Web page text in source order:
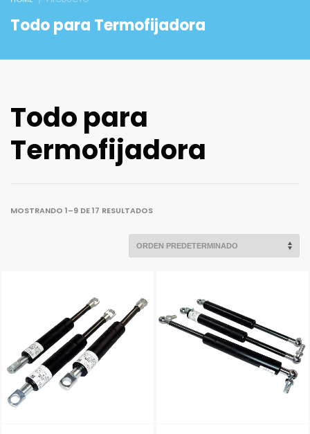
Todo para Termofijadora
Todo para
Termofijadora
MOSTRANDO 1–9 DE 17 RESULTADOS